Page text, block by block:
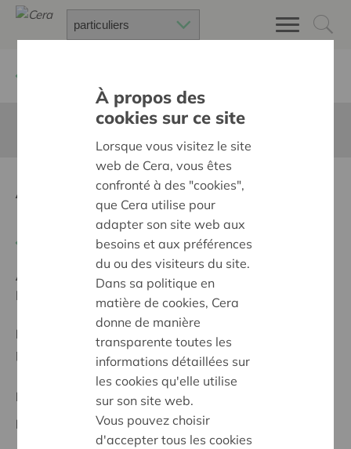
Aangepaste klassen in
Brugge
Ambition:
Une société solidaire et respectueuse, sans
barrières
Programme:
Offrir à tous les mêmes chances de
participer à part entière, égale et active à la société
Projet régional
Date de début:12/02/2025
À propos des
cookies sur ce site
Lorsque vous visitez le site
web de Cera, vous êtes
confronté à des "cookies",
que Cera utilise pour
adapter son site web aux
besoins et aux préférences
du ou des visiteurs du site.
Dans sa politique en
matière de cookies, Cera
donne de manière
transparente toutes les
informations détaillées sur
les cookies qu'elle utilise
sur son site web.
Vous pouvez choisir
d'accepter tous les cookies